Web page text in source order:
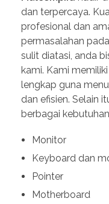
dan terpercaya.
profesional dan
permasalahan
sulit diatasi, anda
kami. Kami
lengkap guna
dan efisien. Selain
berbagai
Monitor
Keyboard dan
Pointer
Motherboard